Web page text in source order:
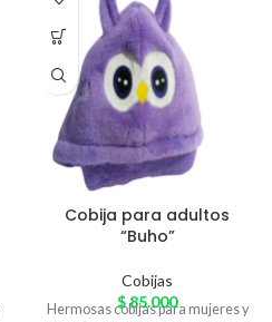
Cobija para adultos
“Buho”
Cobijas
$85.000
Hermosas cobijas para mujeres y